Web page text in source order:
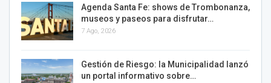
Agenda Santa Fe: shows de Trombonanza,
museos y paseos para disfrutar…
7 Ago, 2026
Gestión de Riesgo: la Municipalidad lanzó
un portal informativo sobre…